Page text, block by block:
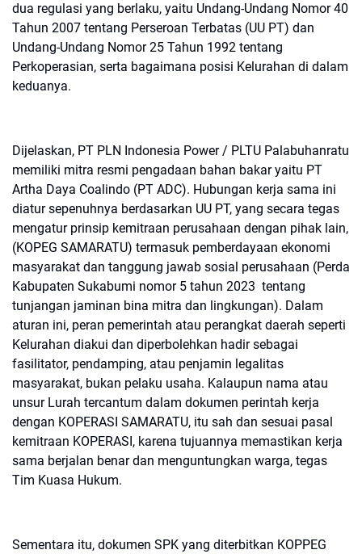
dua regulasi yang berlaku, yaitu Undang-Undang Nomor 40
Tahun 2007 tentang Perseroan Terbatas (UU PT) dan
Undang-Undang Nomor 25 Tahun 1992 tentang
Perkoperasian, serta bagaimana posisi Kelurahan di dalam
keduanya.
Dijelaskan, PT PLN Indonesia Power / PLTU Palabuhanratu
memiliki mitra resmi pengadaan bahan bakar yaitu PT
Artha Daya Coalindo (PT ADC). Hubungan kerja sama ini
diatur sepenuhnya berdasarkan UU PT, yang secara tegas
mengatur prinsip kemitraan perusahaan dengan pihak lain,
(KOPEG SAMARATU) termasuk pemberdayaan ekonomi
masyarakat dan tanggung jawab sosial perusahaan (Perda
Kabupaten Sukabumi nomor 5 tahun 2023 tentang
tunjangan jaminan bina mitra dan lingkungan). Dalam
aturan ini, peran pemerintah atau perangkat daerah seperti
Kelurahan diakui dan diperbolehkan hadir sebagai
fasilitator, pendamping, atau penjamin legalitas
masyarakat, bukan pelaku usaha. Kalaupun nama atau
unsur Lurah tercantum dalam dokumen perintah kerja
dengan KOPERASI SAMARATU, itu sah dan sesuai pasal
kemitraan KOPERASI, karena tujuannya memastikan kerja
sama berjalan benar dan menguntungkan warga, tegas
Tim Kuasa Hukum.
Sementara itu, dokumen SPK yang diterbitkan KOPPEG